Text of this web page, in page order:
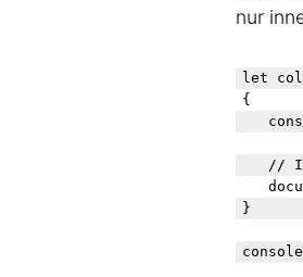
nur
let
{
//
}